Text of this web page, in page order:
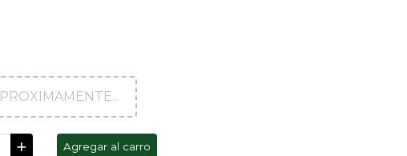
PROXIMAMENTE...
Agregar al carro